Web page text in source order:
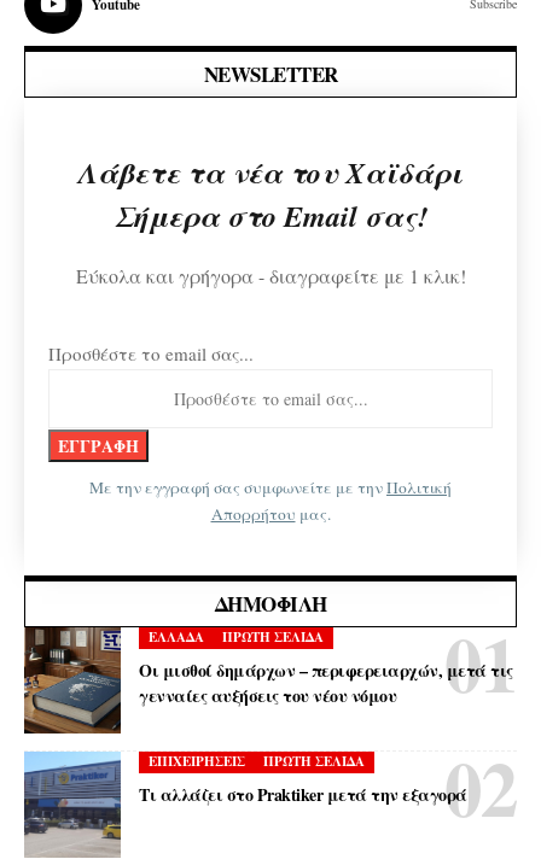
Youtube Subscribe
NEWSLETTER
Λάβετε τα νέα του Χαϊδάρι
Σήμερα στο Email σας!
Εύκολα και γρήγορα - διαγραφείτε με 1 κλικ!
Προσθέστε το email σας...
Με την εγγραφή σας συμφωνείτε με τηνΠολιτική
Απορρήτου μας.
ΔΗΜΟΦΙΛΉ
ΕΛΛΑΔΑ ΠΡΩΤΗ ΣΕΛΙΔΑ
Οι μισθοί δημάρχων – περιφερειαρχών, μετά τις
γενναίες αυξήσεις του νέου νόμου
ΕΠΙΧΕΙΡΗΣΕΙΣ ΠΡΩΤΗ ΣΕΛΙΔΑ
Τι αλλάζει στο Praktiker μετά την εξαγορά